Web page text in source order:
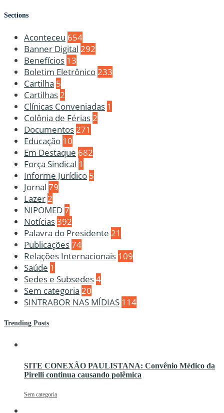
Sections
Aconteceu 654
Banner Digital 292
Benefícios 13
Boletim Eletrônico 233
Cartilha 5
Cartilhas 2
Clínicas Conveniadas 1
Colônia de Férias 2
Documentos 271
Educação 10
Em Destaque 682
Força Sindical 1
Informe Jurídico 5
Jornal 79
Lazer 2
NIPOMED7
Notícias392
Palavra do Presidente 21
Publicações74
Relações Internacionais 109
Saúde 1
Sedes e Subsedes4
Sem categoria 20
SINTRABOR NAS MÍDIAS 114
Trending Posts
SITE CONEXÃO PAULISTANA: Convênio Médico da
Pirelli continua causando polêmica
Sem categoria